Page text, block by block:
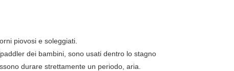
piovosi e soleggiati.
dei bambini, sono usati dentro lo stagno
durare strettamente un periodo, aria.